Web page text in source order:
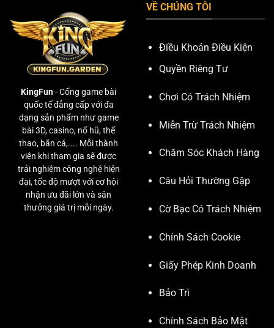
KingFun- Cổng game bài
quốc tế đẳng cấp với đa
dạng sản phẩm như game
bài 3D, casino, nổ hũ, thể
thao, bắn cá,.... Mỗi thành
viên khi tham gia sẽ được
trải nghiệm công nghệ hiện
đại, tốc độ mượt với cơ hội
nhận ưu đãi lớn và săn
thưởng giá trị mỗi ngày.
VỀ CHÚNG TÔI
Điều Khoản Điều Kiện
Quyền Riêng Tư
Chơi Có Trách Nhiệm
Miễn Trừ Trách Nhiệm
Chăm Sóc Khách Hàng
Câu Hỏi Thường Gặp
Cờ Bạc Có Trách Nhiệm
Chính Sách Cookie
Giấy Phép Kinh Doanh
Bảo Trì
Chính Sách Bảo Mật